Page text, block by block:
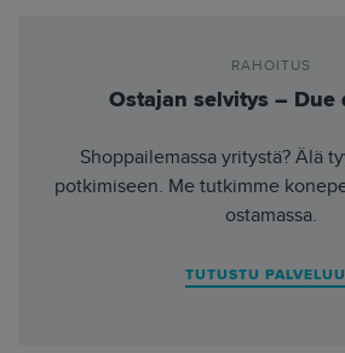
RAHOITUS
Ostajan selvitys – Due
Shoppailemassa yritystä? Älä
potkimiseen. Me tutkimme
ostamassa.
TUTUSTU